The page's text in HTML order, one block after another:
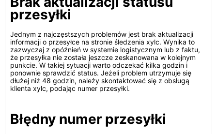
przesyłki
Jednym z najczęstszych problemów jest brak aktualizacji
informacji o przesyłce na stronie śledzenia xylc. Wynika to
zazwyczaj z opóźnień w systemie logistycznym lub z faktu,
że przesyłka nie została jeszcze zeskanowana w kolejnym
punkcie. W takiej sytuacji warto odczekać kilka godzin i
ponownie sprawdzić status. Jeżeli problem utrzymuje się
dłużej niż 48 godzin, należy skontaktować się z obsługą
klienta xylc, podając numer przesyłki.
Błędny numer przesyłki